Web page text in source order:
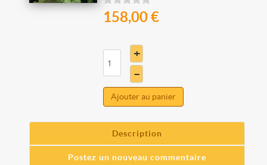
158,00 €
+
–
Ajouter au panier
Description
Postez un nouveau commentaire